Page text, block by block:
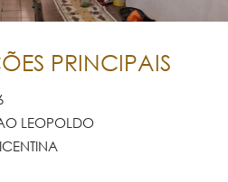
PRINCIPAIS
LEOPOLDO